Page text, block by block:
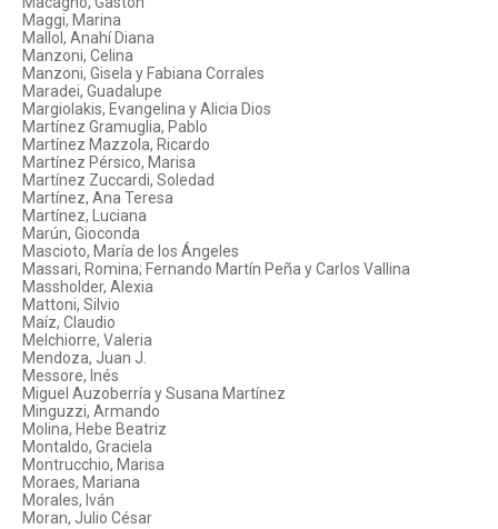
Maggi, Marina
Mallol, Anahí Diana
Manzoni, Celina
Manzoni, Gisela y Fabiana Corrales
Maradei, Guadalupe
Margiolakis, Evangelina y Alicia Dios
Martínez Gramuglia, Pablo
Martínez Mazzola, Ricardo
Martínez Pérsico, Marisa
Martínez Zuccardi, Soledad
Martínez, Ana Teresa
Martínez, Luciana
Marún, Gioconda
Mascioto, María de los Ángeles
Massari, Romina; Fernando Martín Peña y Carlos Vallina
Massholder, Alexia
Mattoni, Silvio
Maíz, Claudio
Melchiorre, Valeria
Mendoza, Juan J.
Messore, Inés
Miguel Auzoberría y Susana Martínez
Minguzzi, Armando
Molina, Hebe Beatriz
Montaldo, Graciela
Montrucchio, Marisa
Moraes, Mariana
Morales, Iván
Moran, Julio César